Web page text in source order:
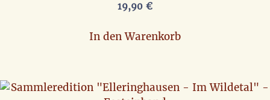
19,90 €
In den Warenkorb